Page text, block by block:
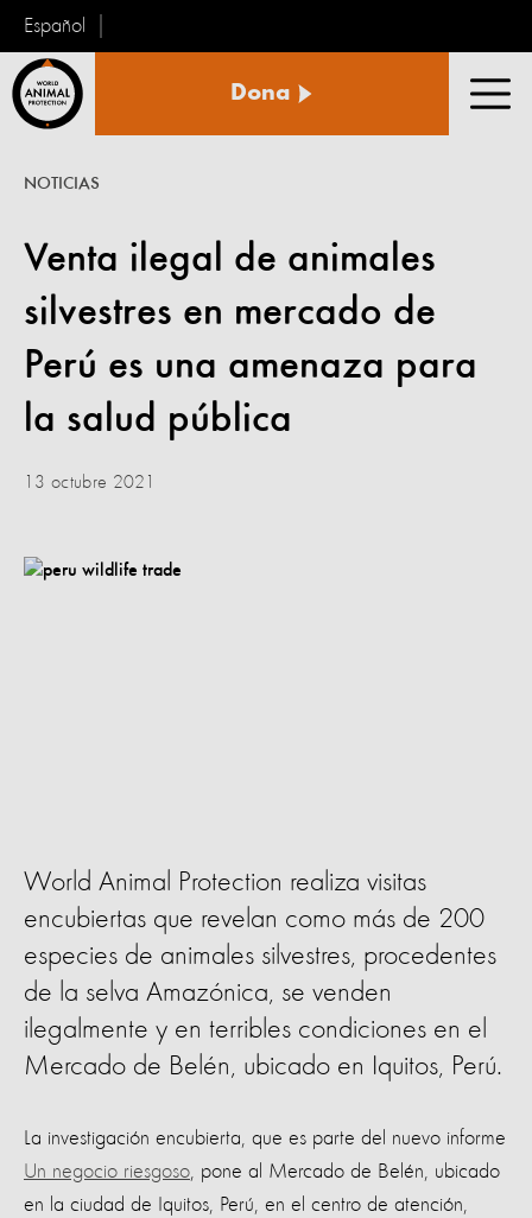
Español
Animal
Dona
Venta ilegal de animales
silvestres en mercado de
Perú es una amenaza para
la salud pública
NOTICIAS
13 octubre 2021
World Animal Protection realiza visitas
encubiertas que revelan como más de 200
especies de animales silvestres, procedentes
de la selva Amazónica, se venden
ilegalmente y en terribles condiciones en el
Mercado de Belén, ubicado en Iquitos, Perú.
La investigación encubierta, que es parte del nuevo informe
Un negocio riesgoso , pone al Mercado de Belén, ubicado
en la ciudad de Iquitos, Perú, en el centro de atención,